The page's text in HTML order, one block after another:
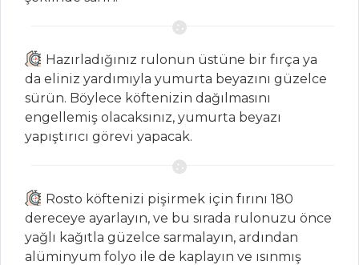
ÇORBALAR
Sebzeli Kış
Çorbası
Sebzeli Kırmızı
Tarhana Çorbası
Çorbalar Tüm
Tarifleri
Hazırladığınız rulonun üstüne bir fırça ya
da eliniz yardımıyla yumurta beyazını güzelce
sürün. Böylece köftenizin dağılmasını
engellemiş olacaksınız, yumurta beyazı
yapıştırıcı görevi yapacak.
Rosto köftenizi pişirmek için fırını 180
dereceye ayarlayın, ve bu sırada rulonuzu önce
yağlı kağıtla güzelce sarmalayın, ardından
alüminyum folyo ile de kaplayın ve ısınmış